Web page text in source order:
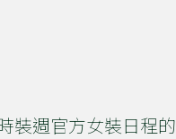
裝週官方女裝日程的